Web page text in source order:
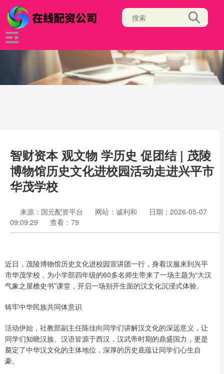
智财资本 观文物 学历史 促团结 | 茂陵
博物馆历史文化进校园活动走进兴平市
华茂学校
来源：国元配资平台 网站：诚利和
日期：2026-05-07
09:09:29
查看：79
近日，茂陵博物馆历史文化进校园宣讲团一行，身着汉服来到兴平
市华茂学校，为小学部四年级的60多名师生带来了一场主题为“大汉
气象之屋檐史书”课堂，开启一场别开生面的汉文化沉浸式体验。
铸牢中华民族共同体意识
活动伊始，社教部副主任陈佳向同学们讲解汉文化的深远意义，让
同学们知晓汉族、汉语皆源于西汉，汉武帝时期的鼎盛国力，更是
奠定了中华汉文化的主体地位，深厚的历史底蕴让同学们心生自
豪。